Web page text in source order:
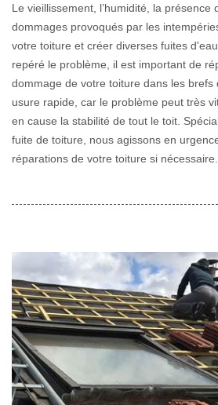
Le vieillissement, l’humidité, la présence
dommages provoqués par les
votre toiture et créer diverses fuites
repéré le problème, il est important de
dommage de votre toiture dans les brefs
usure rapide, car le problème peut très
en cause la stabilité de tout le toit.
fuite de toiture, nous agissons en
réparations de votre toiture si nécessaire.